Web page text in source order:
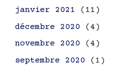
janvier 2021 (11)
décembre 2020 (4)
novembre 2020 (4)
septembre 2020 (1)